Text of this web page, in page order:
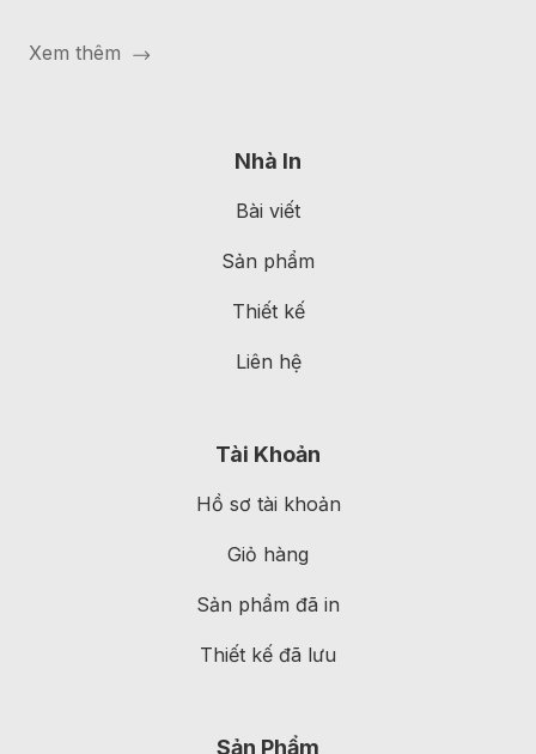
Xem thêm
Nhà In
Bài viết
Sản phẩm
Thiết kế
Liên hệ
Tài Khoản
Hồ sơ tài khoản
Giỏ hàng
Sản phẩm đã in
Thiết kế đã lưu
Sản Phẩm